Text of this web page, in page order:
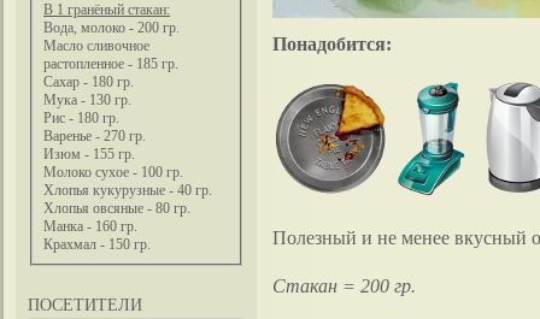
В 1 гранёный стакан:
Вода, молоко - 200 гр.
Масло сливочное
растопленное - 185 гр.
Сахар - 180 гр.
Мука - 130 гр.
Рис - 180 гр.
Варенье - 270 гр.
Изюм - 155 гр.
Молоко сухое - 100 гр.
Хлопья кукурузные - 40 гр.
Хлопья овсяные - 80 гр.
Манка - 160 гр.
Крахмал - 150 гр.
ПОСЕТИТЕЛИ
Понадобится:
Полезный и не менее вкусный
Стакан = 200 гр.